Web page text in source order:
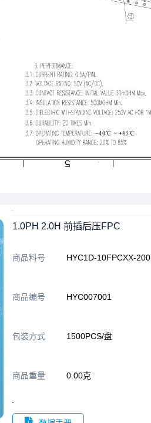
1.0PH 2.0H 前插后压FPC
商品料号 HYC1D-10FPCXX-200
商品编号 HYC007001
包装方式 1500PCS/盘
商品重量 0.00克